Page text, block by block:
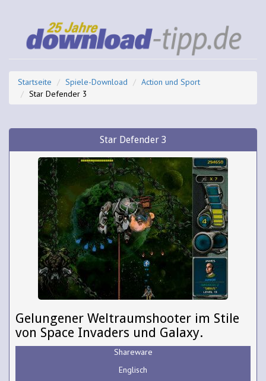
Startseite Spiele-Download
Action und Sport
Star Defender 3
Star Defender 3
Gelungener Weltraumshooter im Stile
von Space Invaders und Galaxy.
Shareware
Englisch